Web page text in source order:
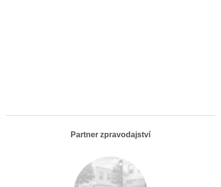
Partner zpravodajství